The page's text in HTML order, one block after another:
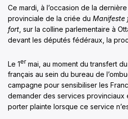
Ce mardi, à l’occasion de la
provinciale de la criée du Manifeste
fort , sur la colline parlementaire à
devant les députés fédéraux, la
Le 1ermai, au moment du transfert
français au sein du bureau de
campagne pour sensibiliser les
demander des services provinciaux
porter plainte lorsque ce service